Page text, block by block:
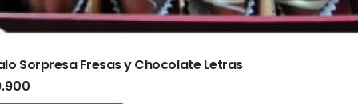
Sorpresa Fresas y Chocolate Letras